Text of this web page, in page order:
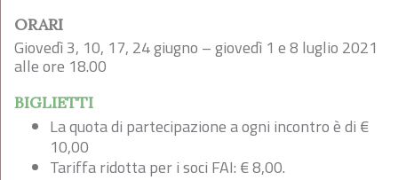
ORARI
Giovedì 3, 10, 17, 24 giugno – giovedì 1 e 8 luglio 2021
alle ore 18.00
BIGLIETTI
La quota di partecipazione a ogni incontro è di €
10,00
Tariffa ridotta per i soci FAI: € 8,00.